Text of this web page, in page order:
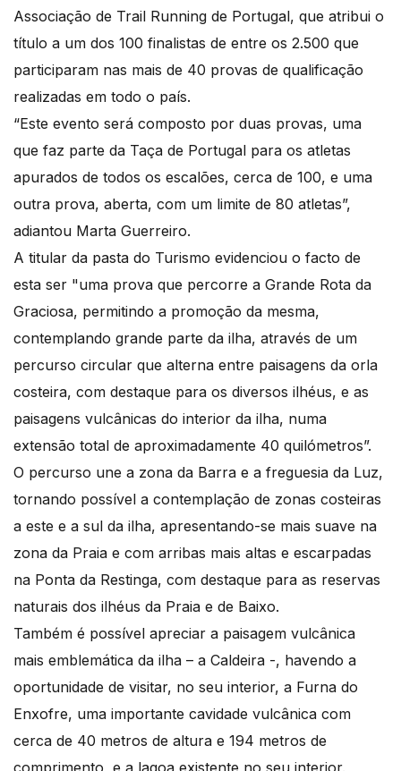
Associação de Trail Running de Portugal, que atribui o
título a um dos 100 finalistas de entre os 2.500 que
participaram nas mais de 40 provas de qualificação
realizadas em todo o país.
“Este evento será composto por duas provas, uma
que faz parte da Taça de Portugal para os atletas
apurados de todos os escalões, cerca de 100, e uma
outra prova, aberta, com um limite de 80 atletas”,
adiantou Marta Guerreiro.
A titular da pasta do Turismo evidenciou o facto de
esta ser "uma prova que percorre a Grande Rota da
Graciosa, permitindo a promoção da mesma,
contemplando grande parte da ilha, através de um
percurso circular que alterna entre paisagens da orla
costeira, com destaque para os diversos ilhéus, e as
paisagens vulcânicas do interior da ilha, numa
extensão total de aproximadamente 40 quilómetros”.
O percurso une a zona da Barra e a freguesia da Luz,
tornando possível a contemplação de zonas costeiras
a este e a sul da ilha, apresentando-se mais suave na
zona da Praia e com arribas mais altas e escarpadas
na Ponta da Restinga, com destaque para as reservas
naturais dos ilhéus da Praia e de Baixo.
Também é possível apreciar a paisagem vulcânica
mais emblemática da ilha – a Caldeira -, havendo a
oportunidade de visitar, no seu interior, a Furna do
Enxofre, uma importante cavidade vulcânica com
cerca de 40 metros de altura e 194 metros de